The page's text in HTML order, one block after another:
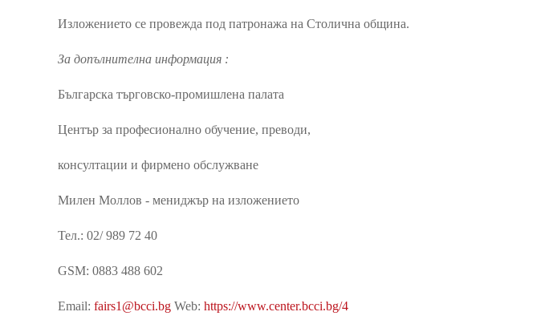
Изложението се провежда под патронажа на Столична община.
За допълнителна информация :
Българска търговско-промишлена палата
Център за професионално обучение, преводи,
консултации и фирмено обслужване
Милен Моллов - мениджър на изложението
Тел.: 02/ 989 72 40
GSM: 0883 488 602
Email: fairs1@bcci.bg Web: https://www.center.bcci.bg/4